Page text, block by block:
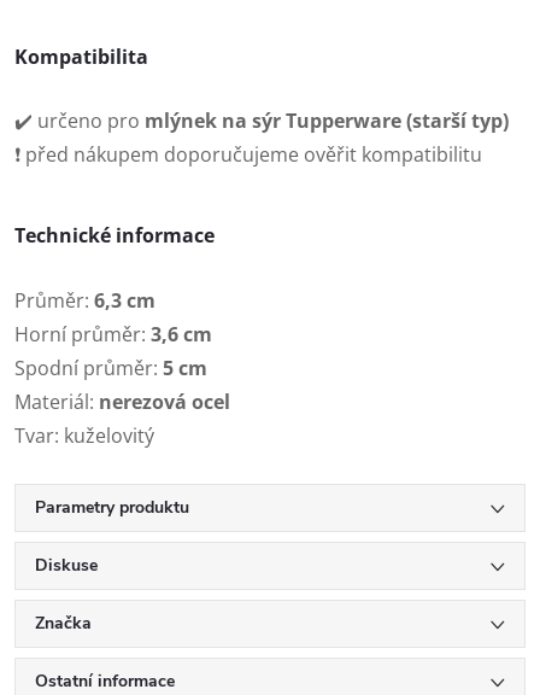
Kompatibilita
✔️ určeno pro mlýnek na sýr Tupperware (starší typ)
❗ před nákupem doporučujeme ověřit kompatibilitu
Technické informace
Průměr: 6,3 cm
Horní průměr: 3,6 cm
Spodní průměr: 5 cm
Materiál: nerezová ocel
Tvar: kuželovitý
Parametry produktu
Diskuse
Značka
Ostatní informace